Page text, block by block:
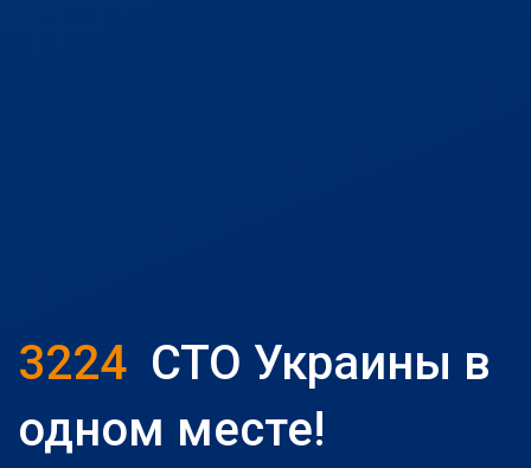
3224 СТО Украины в
одном месте!